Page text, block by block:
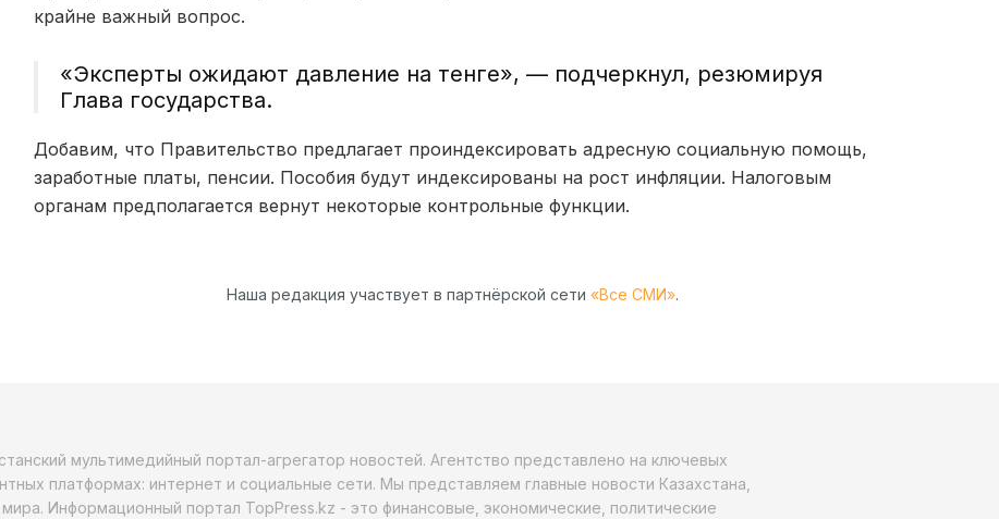
крайне важный вопрос.
«Эксперты ожидают давление на тенге», — подчеркнул, резюмируя
Глава государства.
Добавим, что Правительство предлагает проиндексировать адресную социальную помощь,
заработные платы, пенсии. Пособия будут индексированы на рост инфляции. Налоговым
органам предполагается вернут некоторые контрольные функции.
Наша редакция участвует в партнёрской сети «Все СМИ».
мультимедийный портал-агрегатор новостей. Агентство представлено на ключевых
платформах: интернет и социальные сети. Мы представляем главные новости Казахстана,
Информационный портал TopPress.kz - это финансовые, экономические, политические